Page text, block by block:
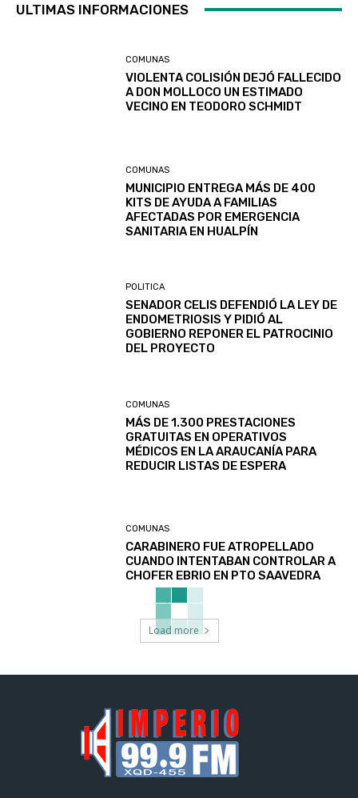
ULTIMAS INFORMACIONES
COMUNAS
VIOLENTA COLISIÓN DEJÓ FALLECIDO
A DON MOLLOCO UN ESTIMADO
VECINO EN TEODORO SCHMIDT
COMUNAS
MUNICIPIO ENTREGA MÁS DE 400
KITS DE AYUDA A FAMILIAS
AFECTADAS POR EMERGENCIA
SANITARIA EN HUALPÍN
POLITICA
SENADOR CELIS DEFENDIÓ LA LEY DE
ENDOMETRIOSIS Y PIDIÓ AL
GOBIERNO REPONER EL PATROCINIO
DEL PROYECTO
COMUNAS
MÁS DE 1.300 PRESTACIONES
GRATUITAS EN OPERATIVOS
MÉDICOS EN LA ARAUCANÍA PARA
REDUCIR LISTAS DE ESPERA
COMUNAS
CARABINERO FUE ATROPELLADO
CUANDO INTENTABAN CONTROLAR A
CHOFER EBRIO EN PTO SAAVEDRA
Load more